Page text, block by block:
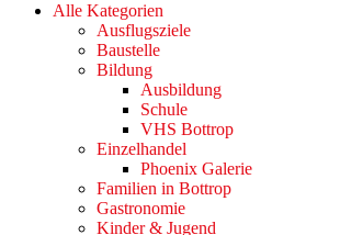
Alle Kategorien
Ausflugsziele
Baustelle
Bildung
Ausbildung
Schule
VHS Bottrop
Einzelhandel
Phoenix Galerie
Familien in Bottrop
Gastronomie
Kinder & Jugend